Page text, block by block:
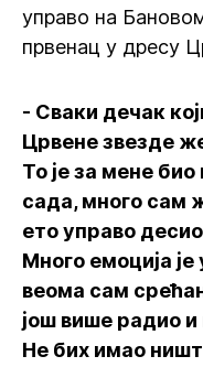
управо на
првенац у дресу
- Сваки дечак
Црвене звезде
То је за мене
сада, много сам
ето управо
Много емоција
веома сам
још више радио и
Не бих имао